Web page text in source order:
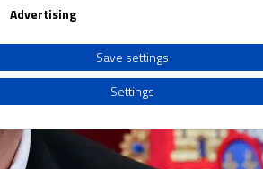
Advertising
Save settings
Settings